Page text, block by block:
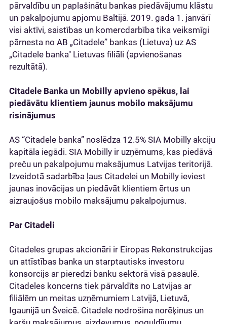
pārvaldību un paplašinātu bankas piedāvājumu klāstu
un pakalpojumu apjomu Baltijā. 2019. gada 1. janvārī
visi aktīvi, saistības un komercdarbība tika veiksmīgi
pārnesta no AB „Citadele” bankas (Lietuva) uz AS
„Citadele banka" Lietuvas filiāli (apvienošanas
rezultātā).
Citadele Banka un Mobilly apvieno spēkus, lai
piedāvātu klientiem jaunus mobilo maksājumu
risinājumus
AS “Citadele banka” noslēdza 12.5% SIA Mobilly akciju
kapitāla iegādi. SIA Mobilly ir uzņēmums, kas piedāvā
preču un pakalpojumu maksājumus Latvijas teritorijā.
Izveidotā sadarbība ļaus Citadelei un Mobilly ieviest
jaunas inovācijas un piedāvāt klientiem ērtus un
aizraujošus mobilo maksājumu pakalpojumus.
Par Citadeli
Citadeles grupas akcionāri ir Eiropas Rekonstrukcijas
un attīstības banka un starptautisks investoru
konsorcijs ar pieredzi banku sektorā visā pasaulē.
Citadeles koncerns tiek pārvaldīts no Latvijas ar
filiālēm un meitas uzņēmumiem Latvijā, Lietuvā,
Igaunijā un Šveicē. Citadele nodrošina norēķinus un